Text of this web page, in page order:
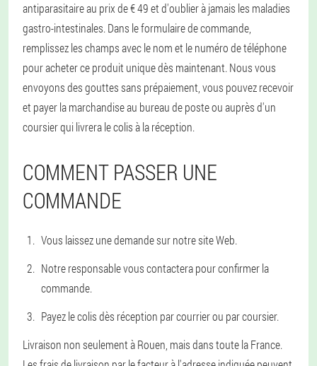
antiparasitaire au prix de € 49 et d'oublier à jamais les maladies
gastro-intestinales. Dans le formulaire de commande,
remplissez les champs avec le nom et le numéro de téléphone
pour acheter ce produit unique dès maintenant. Nous vous
envoyons des gouttes sans prépaiement, vous pouvez recevoir
et payer la marchandise au bureau de poste ou auprès d'un
coursier qui livrera le colis à la réception.
COMMENT PASSER UNE
COMMANDE
Vous laissez une demande sur notre site Web.
Notre responsable vous contactera pour confirmer la
commande.
Payez le colis dès réception par courrier ou par coursier.
Livraison non seulement à Rouen, mais dans toute la France.